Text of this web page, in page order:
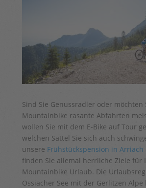
Sind Sie Genussradler oder möchten
Mountainbike rasante Abfahrten
wollen Sie mit dem E-Bike auf Tour
welchen Sattel Sie sich auch
unsere Frühstückspension in Arriach
finden Sie allemal herrliche Ziele für
Mountainbike Urlaub. Die
Ossiacher See mit der Gerlitzen Alpe